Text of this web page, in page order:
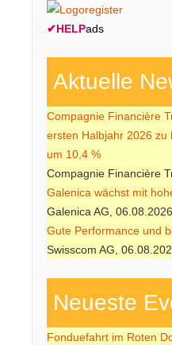
✔HELPads
Aktuelle
Compagnie Financière
ersten Halbjahr 2026 zu
um 10,4 %
Compagnie Financière
Galenica wächst mit
Galenica AG, 06.08.2026
Gute Performance und
Swisscom AG,
Neueste
Fonduefahrt im Roten